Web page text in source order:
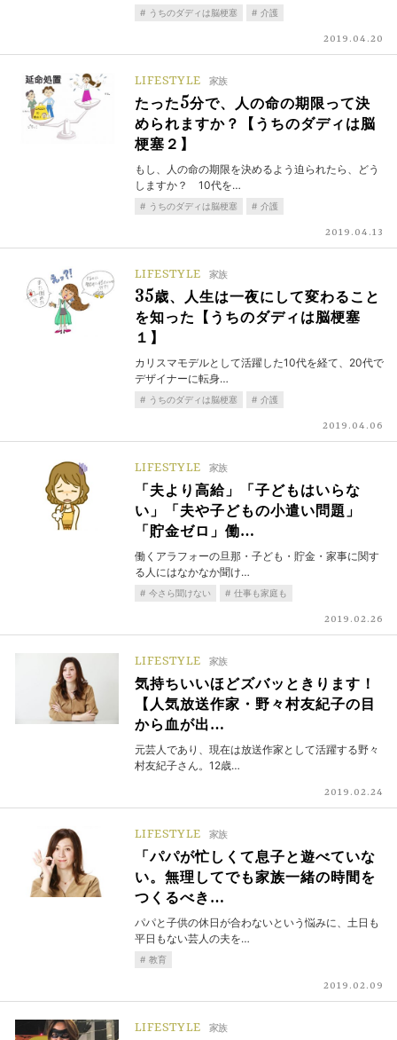
うちのダディは脳梗塞 介護
2019.04.20
LIFESTYLE 家族
たった5分で、人の命の期限って決
められますか？【うちのダディは脳
梗塞２】
もし、人の命の期限を決めるよう迫られたら、どう
しますか？ 10代を…
うちのダディは脳梗塞 介護
2019.04.13
LIFESTYLE 家族
35歳、人生は一夜にして変わること
を知った【うちのダディは脳梗塞
１】
カリスマモデルとして活躍した10代を経て、20代で
デザイナーに転身…
うちのダディは脳梗塞 介護
2019.04.06
LIFESTYLE 家族
「夫より高給」「子どもはいらな
い」「夫や子どもの小遣い問題」
「貯金ゼロ」働…
働くアラフォーの旦那・子ども・貯金・家事に関す
る人にはなかなか聞け…
今さら聞けない 仕事も家庭も
2019.02.26
LIFESTYLE 家族
気持ちいいほどズバッときります！
【人気放送作家・野々村友紀子の目
から血が出…
元芸人であり、現在は放送作家として活躍する野々
村友紀子さん。12歳…
2019.02.24
LIFESTYLE 家族
「パパが忙しくて息子と遊べていな
い。無理してでも家族一緒の時間を
つくるべき…
パパと子供の休日が合わないという悩みに、土日も
平日もない芸人の夫を…
教育
2019.02.09
LIFESTYLE 家族